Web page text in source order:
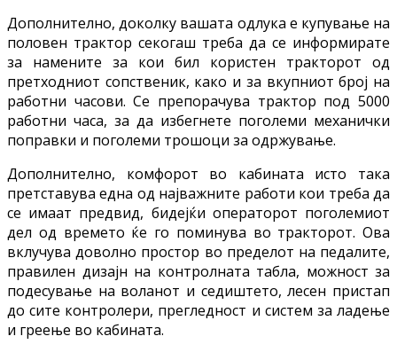
Дополнително, доколку вашата одлука е купување на
половен трактор секогаш треба да се информирате
за намените за кои бил користен тракторот од
претходниот сопственик, како и за вкупниот број на
работни часови. Се препорачува трактор под 5000
работни часа, за да избегнете поголеми механички
поправки и поголеми трошоци за одржување.
Дополнително, комфорот во кабината исто така
претставува една од најважните работи кои треба да
се имаат предвид, бидејќи операторот поголемиот
дел од времето ќе го поминува во тракторот. Ова
вклучува доволно простор во пределот на педалите,
правилен дизајн на контролната табла, можност за
подесување на воланот и седиштето, лесен пристап
до сите контролери, прегледност и систем за ладење
и греење во кабината.